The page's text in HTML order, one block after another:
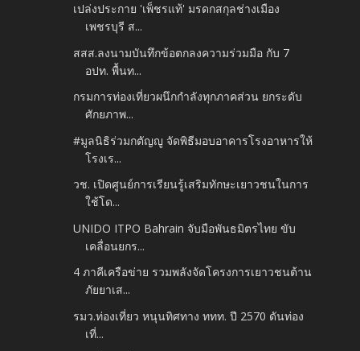
เปล่งประกาย 'เพ็ชรแท้' มรดกสกุลช่างเมือง
เพชรบุรี ส...
สสส.ลงนามบันทึกข้อตกลงความร่วมมือ กับ 7
อปท. พื้นท...
กรมการท่องเที่ยวผนึกกำลังทุกภาคส่วน ยกระดับ
ศักยภาพ...
#มูลนิธิร่วมกตัญญู จัดพิธีมอบอาคารโรงอาหารให้
โรงเร...
วช. เปิดศูนย์การเรียนรู้เสริมทักษะเยาวชนในการ
ใช้โด...
UNIDO ITPO Bahrain จับมือพันธมิตรไทย ขับ
เคลื่อนยกร...
4 ภาคีเครือข่าย รวมพลังจัดโครงการเยาวชนต้าน
ภัยยาเส...
รมว.ท่องเที่ยว หนุนทิศทาง ททท. ปี 2570 ดันท่อง
เที่...